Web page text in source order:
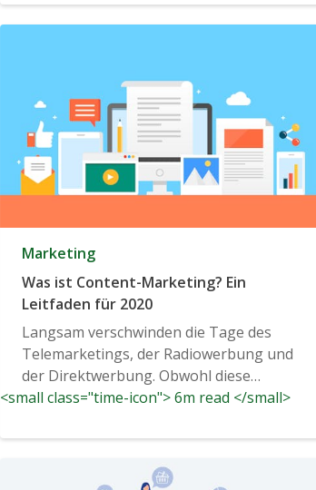
Marketing
Was ist Content-Marketing? Ein
Leitfaden für 2020
Langsam verschwinden die Tage des
Telemarketings, der Radiowerbung und
der Direktwerbung. Obwohl diese
Werbung...
<small class="time-icon"> 6m read </small>